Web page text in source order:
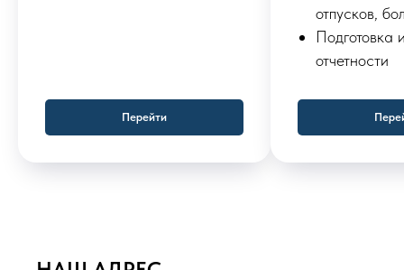
Перейти
отпусков,
Подготовка
отчетности